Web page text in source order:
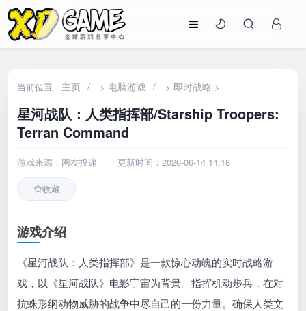
当前位置： 主页 / > 电脑游戏 / > 即时战略 >
星河战队：人类指挥部/Starship Troopers:
Terran Command
游戏来源：网友投递 更新时间：2026-06-14 14:18
收藏
游戏介绍
《星河战队：人类指挥部》是一款惊心动魄的实时战略游
戏，以《星河战队》电影宇宙为背景。指挥机动步兵，在对
抗蛛形纲动物威胁的战争中尽自己的一份力量。确保人类文